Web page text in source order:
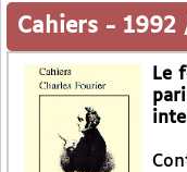
Cahiers - 1992
Le